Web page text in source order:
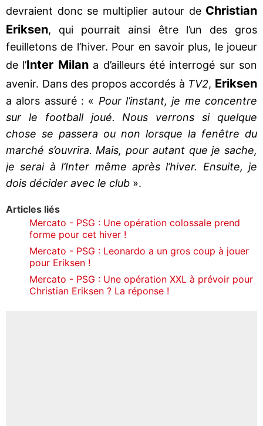
devraient donc se multiplier autour de Christian
Eriksen, qui pourrait ainsi être l’un des gros
feuilletons de l’hiver. Pour en savoir plus, le joueur
de l’Inter Milana d’ailleurs été interrogé sur son
avenir. Dans des propos accordés à TV2, Eriksen
a alors assuré : « Pour l’instant, je me concentre
sur le football joué. Nous verrons si quelque
chose se passera ou non lorsque la fenêtre du
marché s’ouvrira. Mais, pour autant que je sache,
je serai à l’Inter même après l’hiver. Ensuite, je
dois décider avec le club ».
Articles liés
Mercato - PSG : Une opération colossale prend
forme pour cet hiver !
Mercato - PSG : Leonardo a un gros coup à jouer
pour Eriksen !
Mercato - PSG : Une opération XXL à prévoir pour
Christian Eriksen ? La réponse !